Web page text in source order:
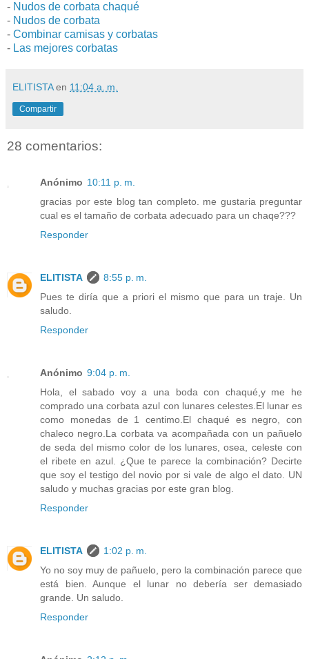
- Nudos de corbata chaqué
- Nudos de corbata
- Combinar camisas y corbatas
- Las mejores corbatas
ELITISTA en 11:04 a. m.
Compartir
28 comentarios:
Anónimo 10:11 p. m.
gracias por este blog tan completo. me gustaria preguntar
cual es el tamaño de corbata adecuado para un chaqe???
Responder
ELITISTA
8:55 p. m.
Pues te diría que a priori el mismo que para un traje. Un
saludo.
Responder
Anónimo 9:04 p. m.
Hola, el sabado voy a una boda con chaqué,y me he
comprado una corbata azul con lunares celestes.El lunar es
como monedas de 1 centimo.El chaqué es negro, con
chaleco negro.La corbata va acompañada con un pañuelo
de seda del mismo color de los lunares, osea, celeste con
el ribete en azul. ¿Que te parece la combinación? Decirte
que soy el testigo del novio por si vale de algo el dato. UN
saludo y muchas gracias por este gran blog.
Responder
ELITISTA
1:02 p. m.
Yo no soy muy de pañuelo, pero la combinación parece que
está bien. Aunque el lunar no debería ser demasiado
grande. Un saludo.
Responder